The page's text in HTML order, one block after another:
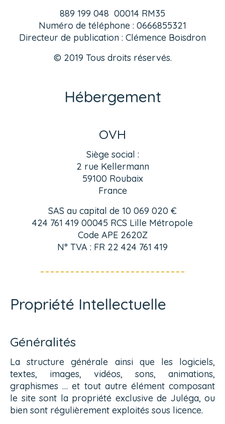
889 199 048 00014 RM35
Numéro de téléphone : 0666855321
Directeur de publication : Clémence Boisdron
© 2019 Tous droits réservés.
Hébergement
OVH
Siège social :
2 rue Kellermann
59100 Roubaix
France
SAS au capital de 10 069 020 €
424 761 419 00045 RCS Lille Métropole
Code APE 2620Z
N° TVA : FR 22 424 761 419
Propriété Intellectuelle
Généralités
La structure générale ainsi que les logiciels,
textes, images, vidéos, sons, animations,
graphismes … et tout autre élément composant
le site sont la propriété exclusive de Juléga, ou
bien sont régulièrement exploités sous licence.